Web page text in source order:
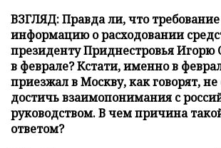
ВЗГЛЯД: Правда ли, что
информацию о расходовании
президенту Приднестровья
в феврале? Кстати, именно в
приезжал в Москву, как говорят, не
достичь взаимопонимания с
руководством. В чем причина
ответом?